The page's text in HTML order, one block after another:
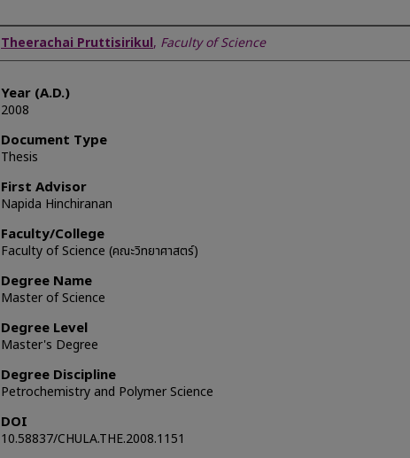
Author
Theerachai Pruttisirikul, Faculty of Science
Year (A.D.)
2008
Document Type
Thesis
First Advisor
Napida Hinchiranan
Faculty/College
Faculty of Science (คณะวิทยาศาสตร์)
Degree Name
Master of Science
Degree Level
Master's Degree
Degree Discipline
Petrochemistry and Polymer Science
DOI
10.58837/CHULA.THE.2008.1151